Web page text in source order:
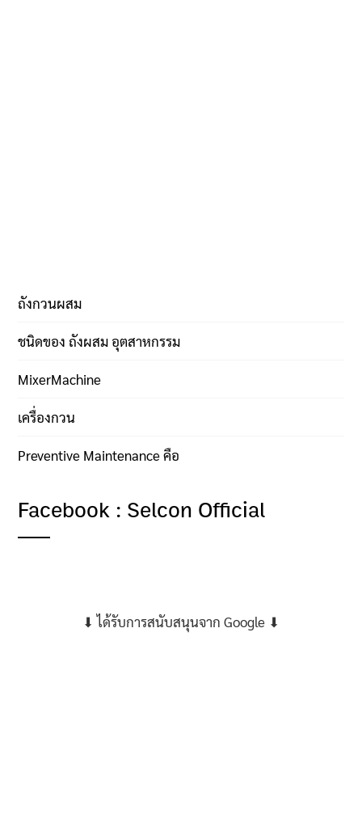
ถังกวนผสม
ชนิดของ ถังผสม อุตสาหกรรม
MixerMachine
เครื่องกวน
Preventive Maintenance คือ
Facebook : Selcon Official
⬇ ได้รับการสนับสนุนจาก Google ⬇